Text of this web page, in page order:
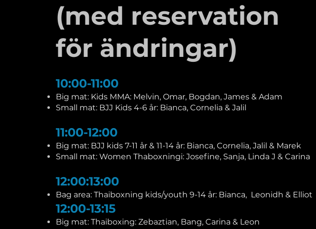
(med reservation
för ändringar)
10:00-11:00
Big mat: Kids MMA: Melvin, Omar, Bogdan, James & Adam
Small mat: BJJ Kids 4-6 år: Bianca, Cornelia & Jalil
11:00-12:00
Big mat: BJJ kids 7-11 år & 11-14 år: Bianca, Cornelia, Jalil & Marek
Small mat: Women Thaboxningi: Josefine, Sanja, Linda J & Carina
12:00:13:00
Bag area: Thaiboxning kids/youth 9-14 år: Bianca, Leonidh & Elliot
12:00-13:15
Big mat: Thaiboxing: Zebaztian, Bang, Carina & Leon